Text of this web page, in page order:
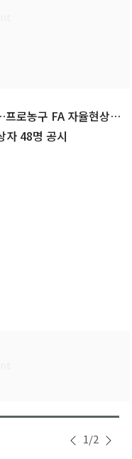
로농구 FA 자율현상
자 48명 공시
1/2